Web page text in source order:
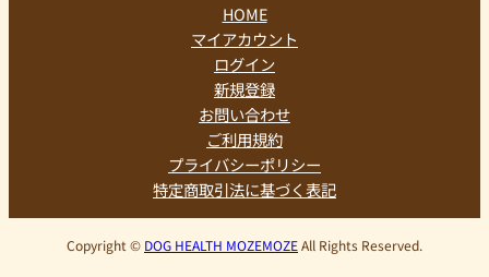
HOME
マイアカウント
ログイン
新規登録
お問い合わせ
ご利用規約
プライバシーポリシー
特定商取引法に基づく表記
Copyright © DOG HEALTH MOZEMOZEAll Rights Reserved.